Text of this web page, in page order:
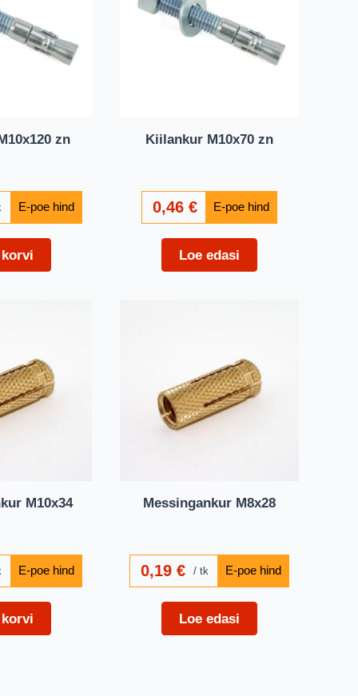
zn Kiilankur M10x70 zn
0,46€
Loe edasi
M10x34 Messingankur M8x28
0,19€ tk
Loe edasi